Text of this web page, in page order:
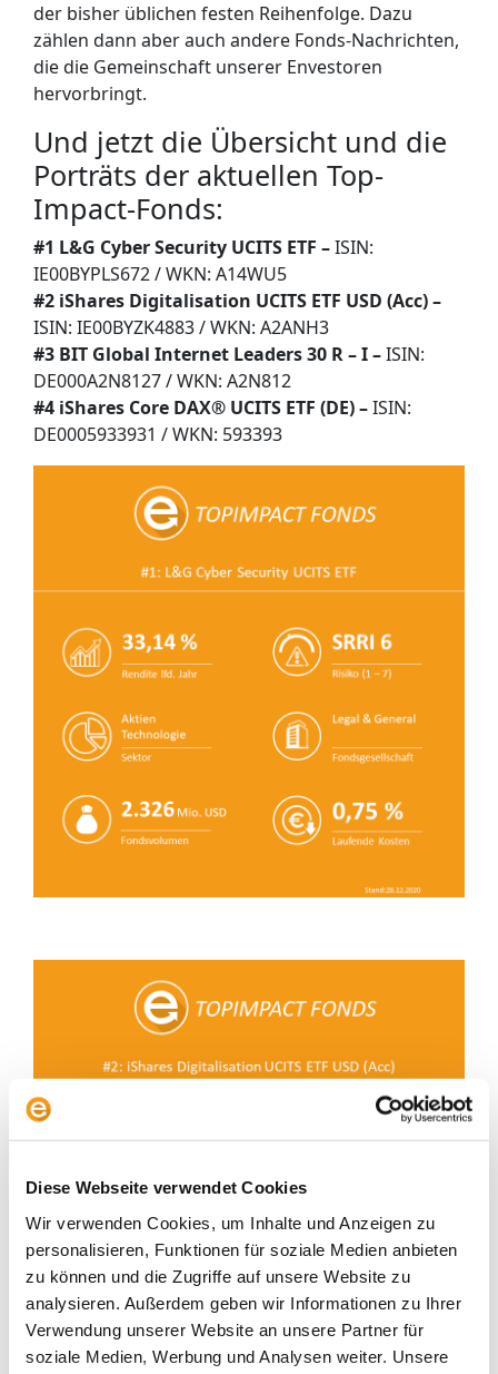
Diese Webseite verwendet Cookies
Wir verwenden Cookies, um Inhalte und Anzeigen zu
personalisieren, Funktionen für soziale Medien anbieten
zu können und die Zugriffe auf unsere Website zu
analysieren. Außerdem geben wir Informationen zu Ihrer
Verwendung unserer Website an unsere Partner für
soziale Medien, Werbung und Analysen weiter. Unsere
der bisher üblichen festen Reihenfolge. Dazu
zählen dann aber auch andere Fonds-Nachrichten,
die die Gemeinschaft unserer Envestoren
hervorbringt.
Und jetzt die Übersicht und die
Porträts der aktuellen Top-
Impact-Fonds:
#1 L&G Cyber Security UCITS ETF –ISIN:
IE00BYPLS672/ WKN: A14WU5
#2 iShares Digitalisation UCITS ETF USD (Acc)–
ISIN: IE00BYZK4883/ WKN: A2ANH3
#3 BIT Global Internet Leaders 30 R – I –ISIN:
DE000A2N8127 / WKN: A2N812
#4 iShares Core DAX® UCITS ETF (DE)–ISIN:
DE0005933931 / WKN: 593393